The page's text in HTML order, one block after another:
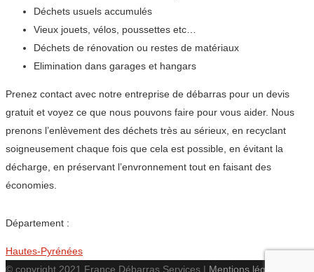
Déchets usuels accumulés
Vieux jouets, vélos, poussettes etc…
Déchets de rénovation ou restes de matériaux
Elimination dans garages et hangars
Prenez contact avec notre entreprise de débarras pour un devis
gratuit et voyez ce que nous pouvons faire pour vous aider. Nous
prenons l’enlèvement des déchets très au sérieux, en recyclant
soigneusement chaque fois que cela est possible, en évitant la
décharge, en préservant l’envronnement tout en faisant des
économies.
Département :
Hautes-Pyrénées
© copyright 2021 France Débarras Services | Mentions légales